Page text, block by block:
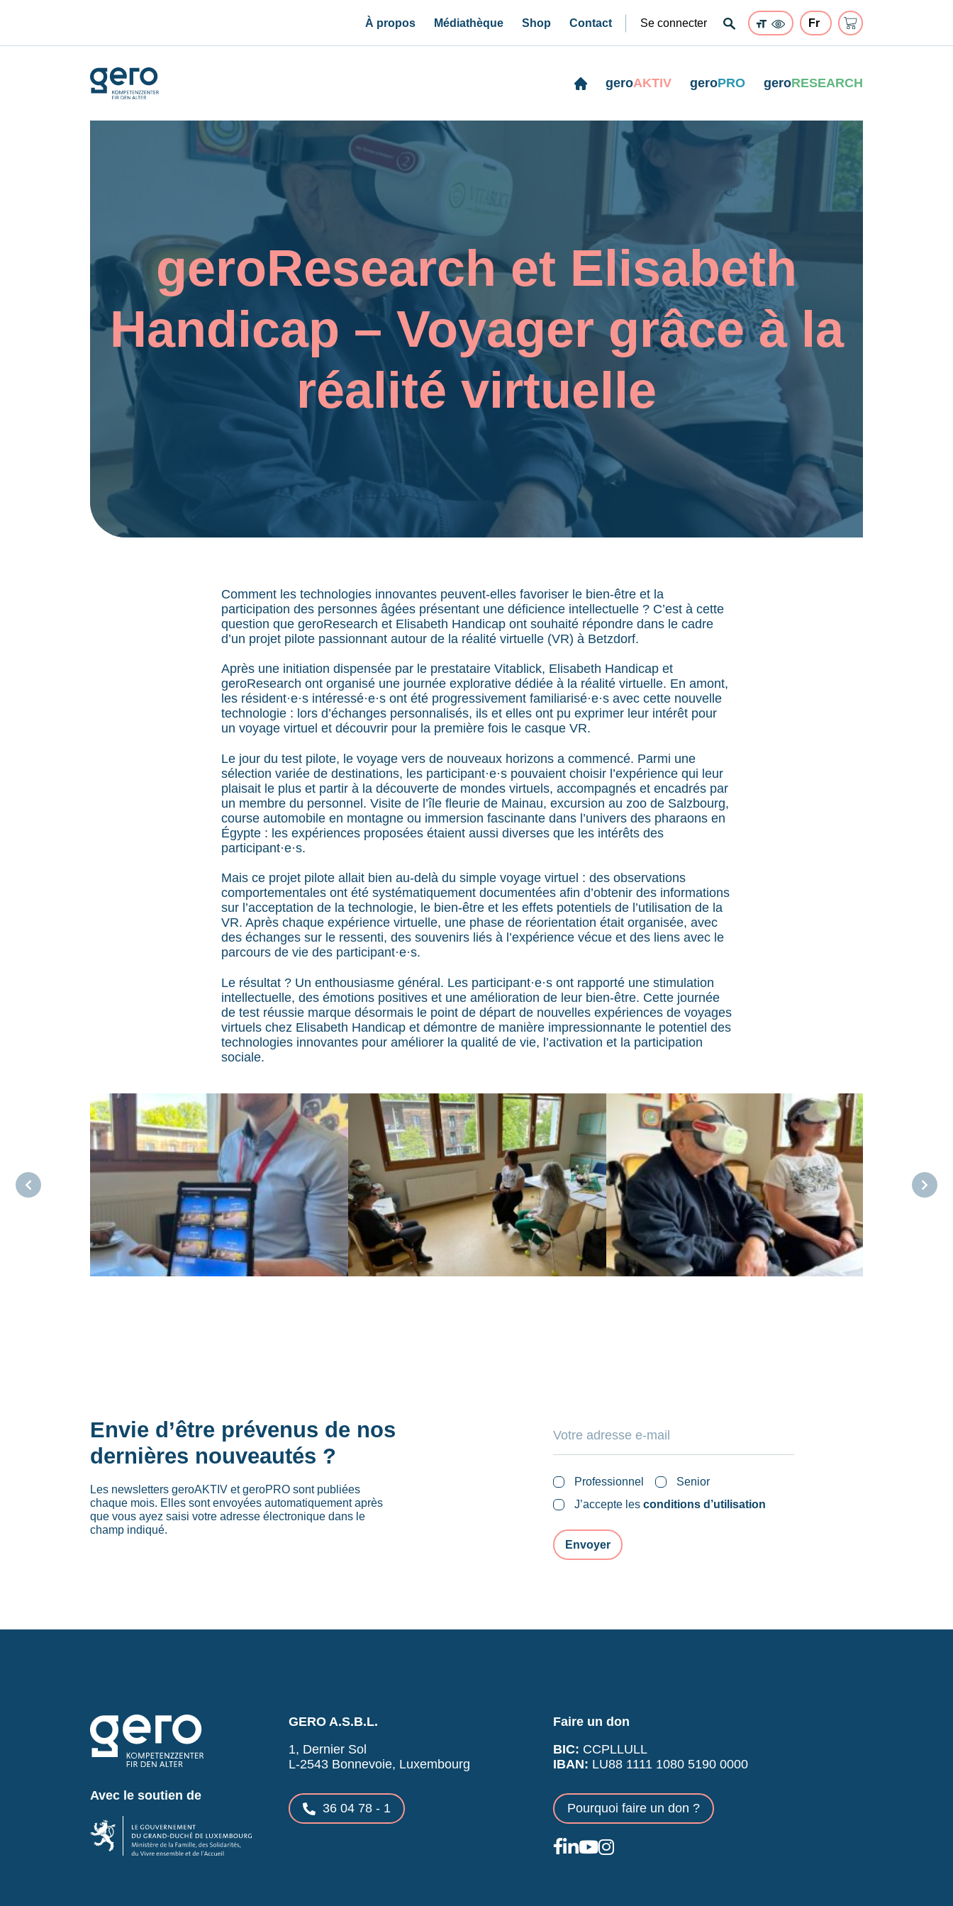
À propos Médiathèque Shop Contact Se connecter
geroAKTIV geroPRO geroRESEARCH
geroResearch et Elisabeth
Handicap – Voyager grâce à la
réalité virtuelle
Comment les technologies innovantes peuvent-elles favoriser le bien-être et la
participation des personnes âgées présentant une déficience intellectuelle ? C’est à cette
question que geroResearch et Elisabeth Handicap ont souhaité répondre dans le cadre
d’un projet pilote passionnant autour de la réalité virtuelle (VR) à Betzdorf.
Après une initiation dispensée par le prestataire Vitablick, Elisabeth Handicap et
geroResearch ont organisé une journée explorative dédiée à la réalité virtuelle. En amont,
les résident·e·s intéressé·e·s ont été progressivement familiarisé·e·s avec cette nouvelle
technologie : lors d’échanges personnalisés, ils et elles ont pu exprimer leur intérêt pour
un voyage virtuel et découvrir pour la première fois le casque VR.
Le jour du test pilote, le voyage vers de nouveaux horizons a commencé. Parmi une
sélection variée de destinations, les participant·e·s pouvaient choisir l’expérience qui leur
plaisait le plus et partir à la découverte de mondes virtuels, accompagnés et encadrés par
un membre du personnel. Visite de l’île fleurie de Mainau, excursion au zoo de Salzbourg,
course automobile en montagne ou immersion fascinante dans l’univers des pharaons en
Égypte : les expériences proposées étaient aussi diverses que les intérêts des
participant·e·s.
Mais ce projet pilote allait bien au-delà du simple voyage virtuel : des observations
comportementales ont été systématiquement documentées afin d’obtenir des informations
sur l’acceptation de la technologie, le bien-être et les effets potentiels de l’utilisation de la
VR. Après chaque expérience virtuelle, une phase de réorientation était organisée, avec
des échanges sur le ressenti, des souvenirs liés à l’expérience vécue et des liens avec le
parcours de vie des participant·e·s.
Le résultat ? Un enthousiasme général. Les participant·e·s ont rapporté une stimulation
intellectuelle, des émotions positives et une amélioration de leur bien-être. Cette journée
de test réussie marque désormais le point de départ de nouvelles expériences de voyages
virtuels chez Elisabeth Handicap et démontre de manière impressionnante le potentiel des
technologies innovantes pour améliorer la qualité de vie, l’activation et la participation
sociale.
Envie d’être prévenus de nos
dernières nouveautés ?
Les newsletters geroAKTIV et geroPRO sont publiées
chaque mois. Elles sont envoyées automatiquement après
que vous ayez saisi votre adresse électronique dans le
champ indiqué.
Professionnel
Senior
J’accepte lesconditions d’utilisation
Avec le soutien de
GERO A.S.B.L.
1, Dernier Sol
L-2543 Bonnevoie, Luxembourg
36 04 78 - 1
Faire un don
BIC: CCPLLULL
IBAN: LU88 1111 1080 5190 0000
Pourquoi faire un don ?